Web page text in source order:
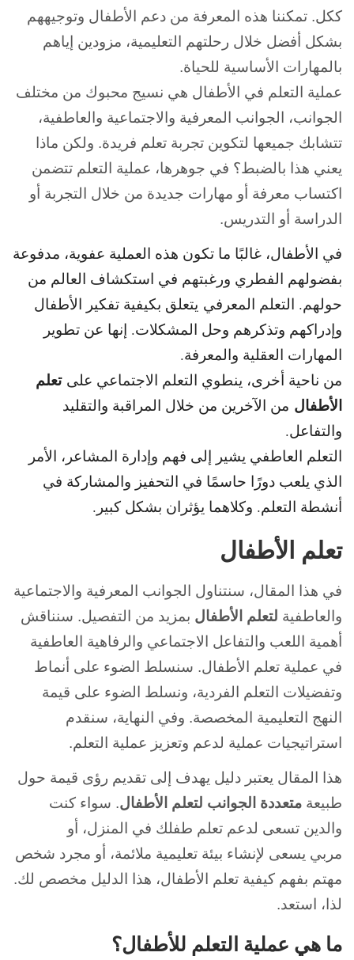
ككل. تمكننا هذه المعرفة من دعم الأطفال وتوجيههم
بشكل أفضل خلال رحلتهم التعليمية، مزودين إياهم
بالمهارات الأساسية للحياة.
عملية التعلم في الأطفال هي نسيج محبوك من مختلف
الجوانب، الجوانب المعرفية والاجتماعية والعاطفية،
تتشابك جميعها لتكوين تجربة تعلم فريدة. ولكن ماذا
يعني هذا بالضبط؟ في جوهرها، عملية التعلم تتضمن
اكتساب معرفة أو مهارات جديدة من خلال التجربة أو
الدراسة أو التدريس.
في الأطفال، غالبًا ما تكون هذه العملية عفوية، مدفوعة
بفضولهم الفطري ورغبتهم في استكشاف العالم من
حولهم. التعلم المعرفي يتعلق بكيفية تفكير الأطفال
وإدراكهم وتذكرهم وحل المشكلات. إنها عن تطوير
المهارات العقلية والمعرفة.
من ناحية أخرى، ينطوي التعلم الاجتماعي على تعلم
الأطفال من الآخرين من خلال المراقبة والتقليد
والتفاعل.
التعلم العاطفي يشير إلى فهم وإدارة المشاعر، الأمر
الذي يلعب دورًا حاسمًا في التحفيز والمشاركة في
أنشطة التعلم. وكلاهما يؤثران بشكل كبير.
تعلم الأطفال
في هذا المقال، سنتناول الجوانب المعرفية والاجتماعية
والعاطفية لتعلم الأطفال بمزيد من التفصيل. سنناقش
أهمية اللعب والتفاعل الاجتماعي والرفاهية العاطفية
في عملية تعلم الأطفال. سنسلط الضوء على أنماط
وتفضيلات التعلم الفردية، ونسلط الضوء على قيمة
النهج التعليمية المخصصة. وفي النهاية، سنقدم
استراتيجيات عملية لدعم وتعزيز عملية التعلم.
هذا المقال يعتبر دليل يهدف إلى تقديم رؤى قيمة حول
طبيعة متعددة الجوانب لتعلم الأطفال. سواء كنت
والدين تسعى لدعم تعلم طفلك في المنزل، أو
مربي يسعى لإنشاء بيئة تعليمية ملائمة، أو مجرد شخص
مهتم بفهم كيفية تعلم الأطفال، هذا الدليل مخصص لك.
لذا، استعد.
ما هي عملية التعلم للأطفال؟